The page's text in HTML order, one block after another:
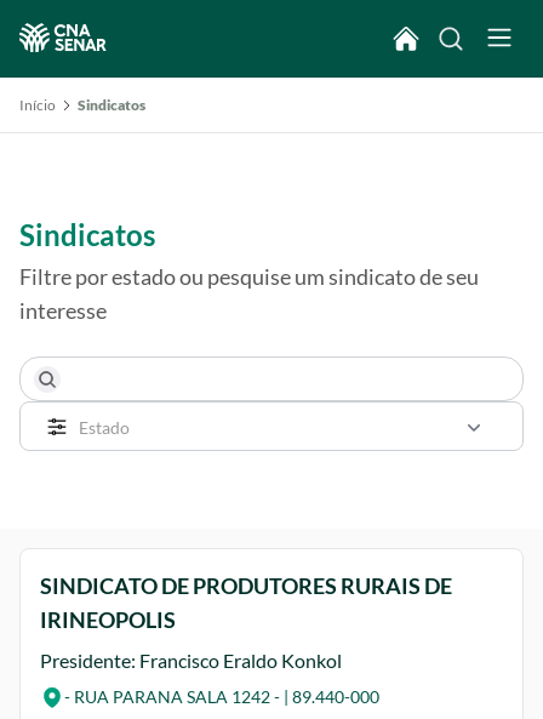
Início Sindicatos
Sindicatos
Filtre por estado ou pesquise um sindicato de seu
interesse
Estado
SINDICATO DE PRODUTORES RURAIS DE
IRINEOPOLIS
Presidente: Francisco Eraldo Konkol
- RUA PARANA SALA 1242 - | 89.440-000